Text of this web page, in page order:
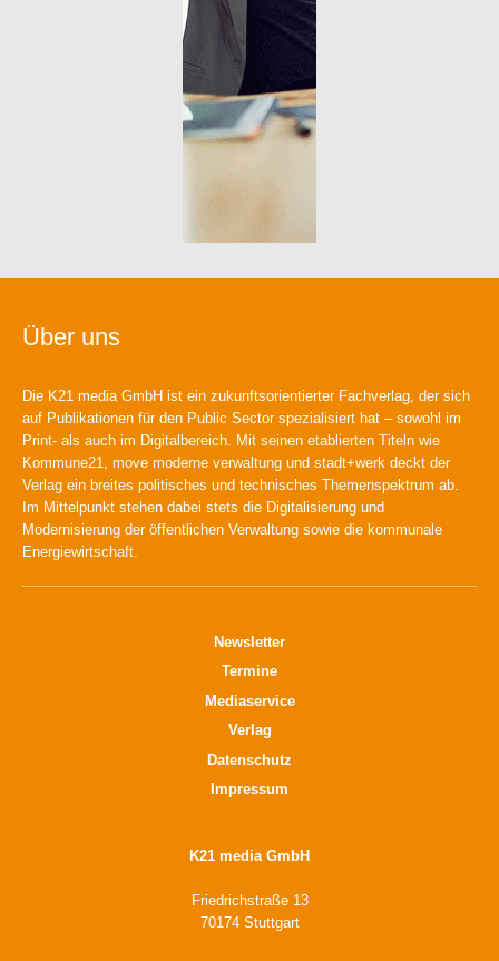
Über uns
Die K21 media GmbH ist ein zukunftsorientierter Fachverlag, der sich
auf Publikationen für den Public Sector spezialisiert hat – sowohl im
Print- als auch im Digitalbereich. Mit seinen etablierten Titeln wie
Kommune21, move moderne verwaltung und stadt+werk deckt der
Verlag ein breites politisches und technisches Themenspektrum ab.
Im Mittelpunkt stehen dabei stets die Digitalisierung und
Modernisierung der öffentlichen Verwaltung sowie die kommunale
Energiewirtschaft.
Newsletter
Termine
Mediaservice
Verlag
Datenschutz
Impressum
K21 media GmbH
Friedrichstraße 13
70174 Stuttgart